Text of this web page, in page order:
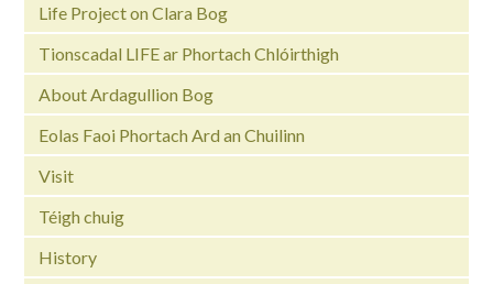
Life Project on Clara Bog
Tionscadal LIFE ar Phortach Chlóirthigh
About Ardagullion Bog
Eolas Faoi Phortach Ard an Chuilinn
Visit
Téigh chuig
History